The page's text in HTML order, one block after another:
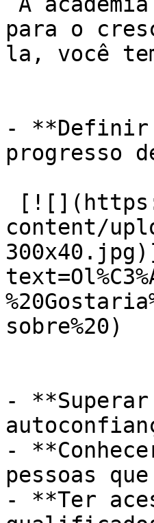
para o
la, você
- **Definir
progresso
content/
sobre%20)
-
-
pessoas
- **Ter